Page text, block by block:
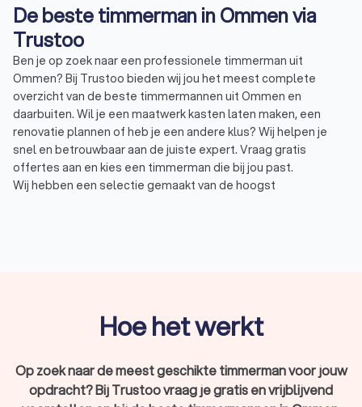
De beste timmerman in Ommen via
Trustoo
Ben je op zoek naar een professionele timmerman uit
Ommen? Bij Trustoo bieden wij jou het meest complete
overzicht van de beste timmermannen uit Ommen en
daarbuiten. Wil je een maatwerk kasten laten maken, een
renovatie plannen of heb je een andere klus? Wij helpen je
snel en betrouwbaar aan de juiste expert. Vraag gratis
offertes aan en kies een timmerman die bij jou past.
Wij hebben een selectie gemaakt van de hoogst
verantwoordelijk is voor het maken, repareren en
onderhouden van houten constructies. Het werk van een
bouwprojecten. Timmermannen uit Ommen zijn nodig voor:
Het maken en plaatsen van houten kozijnen, deuren en
trappen.
Hoe het werkt
Op zoek naar de meest geschikte timmerman voor jouw
opdracht? Bij Trustoo vraag je gratis en vrijblijvend